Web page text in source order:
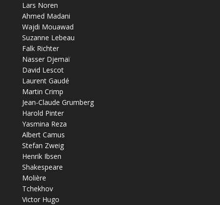
Lars Noren
Ahmed Madani
Wajdi Mouawad
Suzanne Lebeau
Falk Richter
Nasser Djemaï
David Lescot
Laurent Gaudé
Martin Crimp
Jean-Claude Grumberg
Harold Pinter
Yasmina Reza
Albert Camus
Stefan Zweig
Henrik Ibsen
Shakespeare
Molière
Tchekhov
Victor Hugo